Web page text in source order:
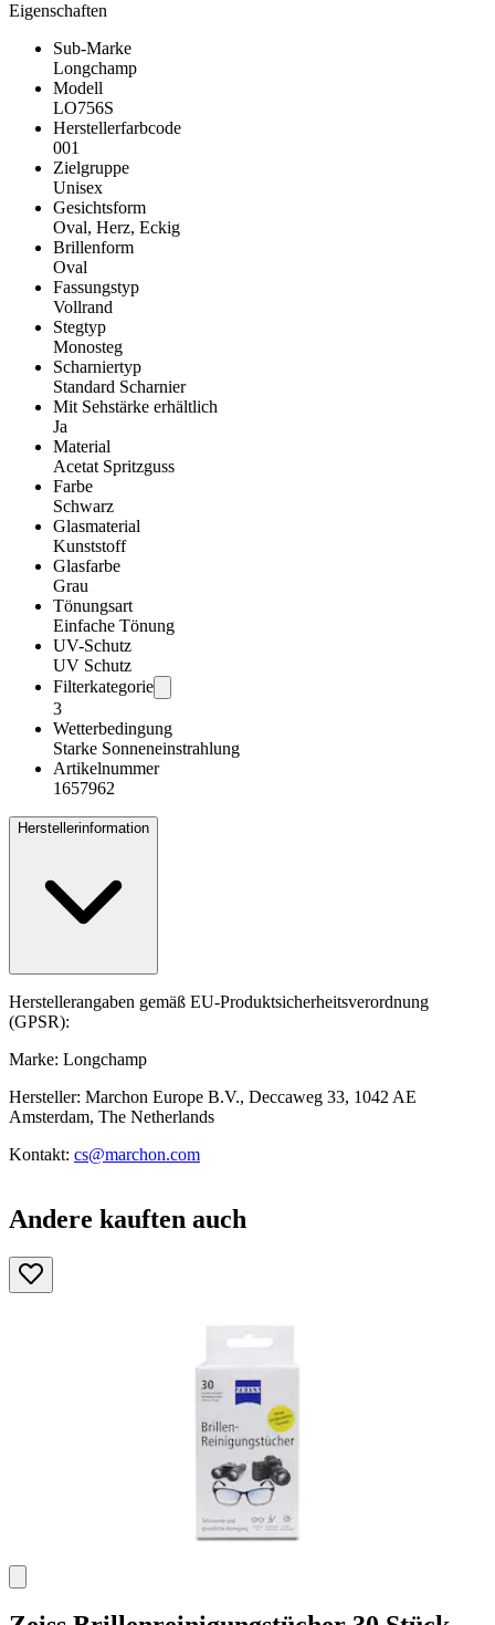
Eigenschaften
Sub-Marke
Longchamp
Modell
LO756S
Herstellerfarbcode
001
Zielgruppe
Unisex
Gesichtsform
Oval, Herz, Eckig
Brillenform
Oval
Fassungstyp
Vollrand
Stegtyp
Monosteg
Scharniertyp
Standard Scharnier
Mit Sehstärke erhältlich
Ja
Material
Acetat Spritzguss
Farbe
Schwarz
Glasmaterial
Kunststoff
Glasfarbe
Grau
Tönungsart
Einfache Tönung
UV-Schutz
UV Schutz
Filterkategorie
3
Wetterbedingung
Starke Sonneneinstrahlung
Artikelnummer
1657962
Herstellerinformation
Herstellerangaben gemäß EU-Produktsicherheitsverordnung
(GPSR):
Marke: Longchamp
Hersteller: Marchon Europe B.V., Deccaweg 33, 1042 AE
Amsterdam, The Netherlands
Kontakt: cs@marchon.com
Andere kauften auch